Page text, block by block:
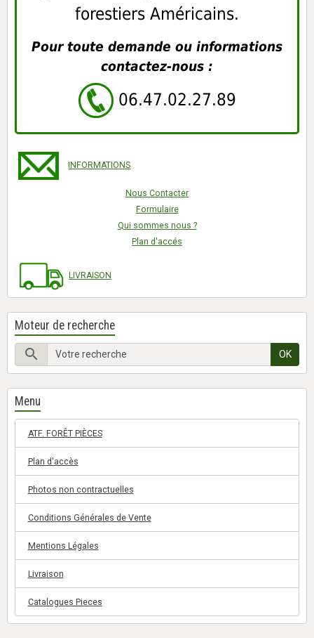
forestiers Américains.
Pour toute demande ou informations
contactez-nous :
06.47.02.27.89
INFORMATIONS
Nous Contacter
Formulaire
Qui sommes nous ?
Plan d'accés
LIVRAISON
Moteur de recherche
OK
Menu
ATF. FORÊT PIÈCES
Plan d'accès
Photos non contractuelles
Conditions Générales de Vente
Mentions Légales
Livraison
Catalogues Pieces